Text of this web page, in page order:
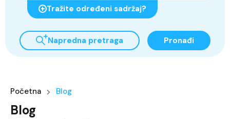
Tražite određeni sadržaj?
Napredna pretraga Pronađi
Početna Blog
Blog